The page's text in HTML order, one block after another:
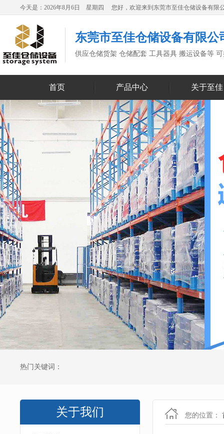
今天是：2026年8月6日 星期四 您好，欢迎来到东莞市至佳仓储设备有限
东莞市至佳仓储设备有限公
供应仓储货架 仓储配套 工具器具 搬运设备等
首页 产品中心 关于至佳
热门关键词：
关于我们 您的位置：